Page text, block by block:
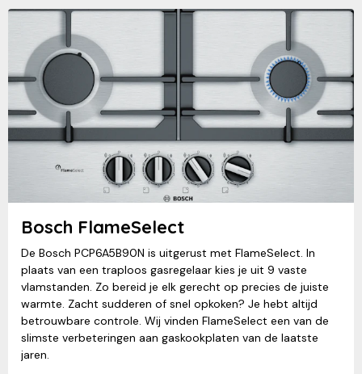
Bosch FlameSelect
De Bosch PCP6A5B90N is uitgerust met FlameSelect. In
plaats van een traploos gasregelaar kies je uit 9 vaste
vlamstanden. Zo bereid je elk gerecht op precies de juiste
warmte. Zacht sudderen of snel opkoken? Je hebt altijd
betrouwbare controle. Wij vinden FlameSelect een van de
slimste verbeteringen aan gaskookplaten van de laatste
jaren.